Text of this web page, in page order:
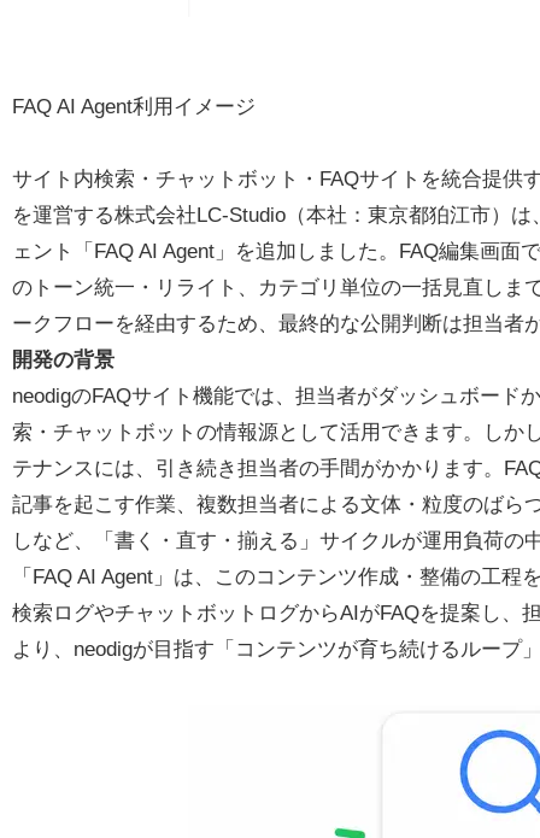
FAQ AI Agent利用イメージ
サイト内検索・チャットボット・FAQサイトを統合提供
を運営する株式会社LC-Studio（本社：東京都狛江市）
ェント「FAQ AI Agent」を追加しました。FAQ編集画面
のトーン統一・リライト、カテゴリ単位の一括見直しま
ークフローを経由するため、最終的な公開判断は担当者
開発の背景
neodigのFAQサイト機能では、担当者がダッシュボード
索・チャットボットの情報源として活用できます。しか
テナンスには、引き続き担当者の手間がかかります。
記事を起こす作業、複数担当者による文体・粒度のばら
しなど、「書く・直す・揃える」サイクルが運用負荷の
「FAQ AI Agent」は、このコンテンツ作成・整備の工
検索ログやチャットボットログからAIがFAQを提案し、
より、neodigが目指す「コンテンツが育ち続けるループ